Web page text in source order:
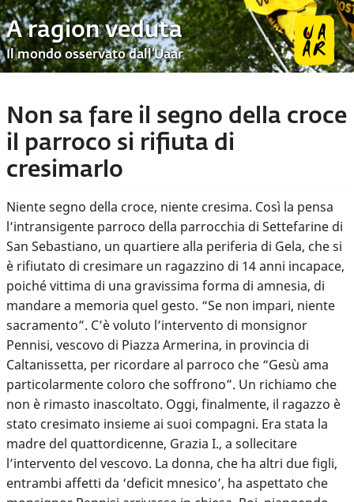
A ragion veduta
Il mondo osservato dall’Uaar
Non sa fare il segno della croce
il parroco si rifiuta di
cresimarlo
Niente segno della croce, niente cresima. Così la pensa
l’intransigente parroco della parrocchia di Settefarine di
San Sebastiano, un quartiere alla periferia di Gela, che si
è rifiutato di cresimare un ragazzino di 14 anni incapace,
poiché vittima di una gravissima forma di amnesia, di
mandare a memoria quel gesto. “Se non impari, niente
sacramento”. C’è voluto l’intervento di monsignor
Pennisi, vescovo di Piazza Armerina, in provincia di
Caltanissetta, per ricordare al parroco che “Gesù ama
particolarmente coloro che soffrono”. Un richiamo che
non è rimasto inascoltato. Oggi, finalmente, il ragazzo è
stato cresimato insieme ai suoi compagni. Era stata la
madre del quattordicenne, Grazia I., a sollecitare
l’intervento del vescovo. La donna, che ha altri due figli,
entrambi affetti da ‘deficit mnesico’, ha aspettato che